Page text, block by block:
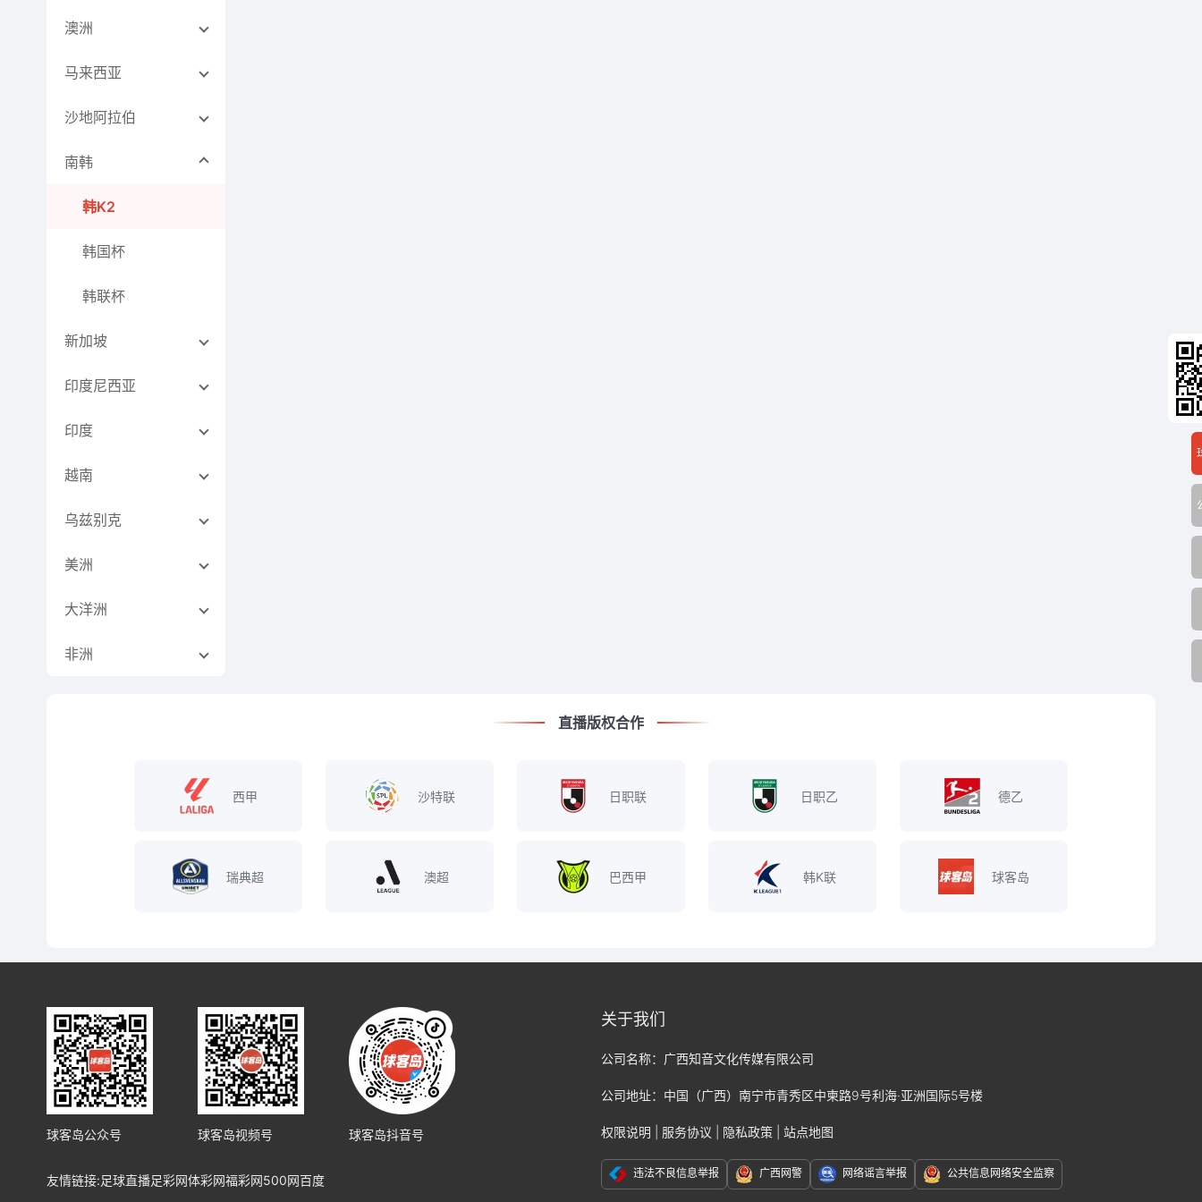
澳洲
马来西亚
沙地阿拉伯
南韩
韩K2
韩国杯
韩联杯
新加坡
印度尼西亚
印度
越南
乌兹别克
美洲
大洋洲
非洲
直播版权合作
西甲 沙特联 日职联 日职乙 德乙
瑞典超 澳超 巴西甲 韩K联 球客岛
球客岛公众号 球客岛视频号 球客岛抖音号
友情链接:足球直播足彩网体彩网福彩网500网百度
关于我们
公司名称： 广西知音文化传媒有限公司
公司地址： 中国（广西）南宁市青秀区中柬路9号利海·亚洲国际5号楼
权限说明 服务协议 隐私政策 站点地图
违法不良信息举报 广西网警 网络谣言举报 公共信息网络安全监察